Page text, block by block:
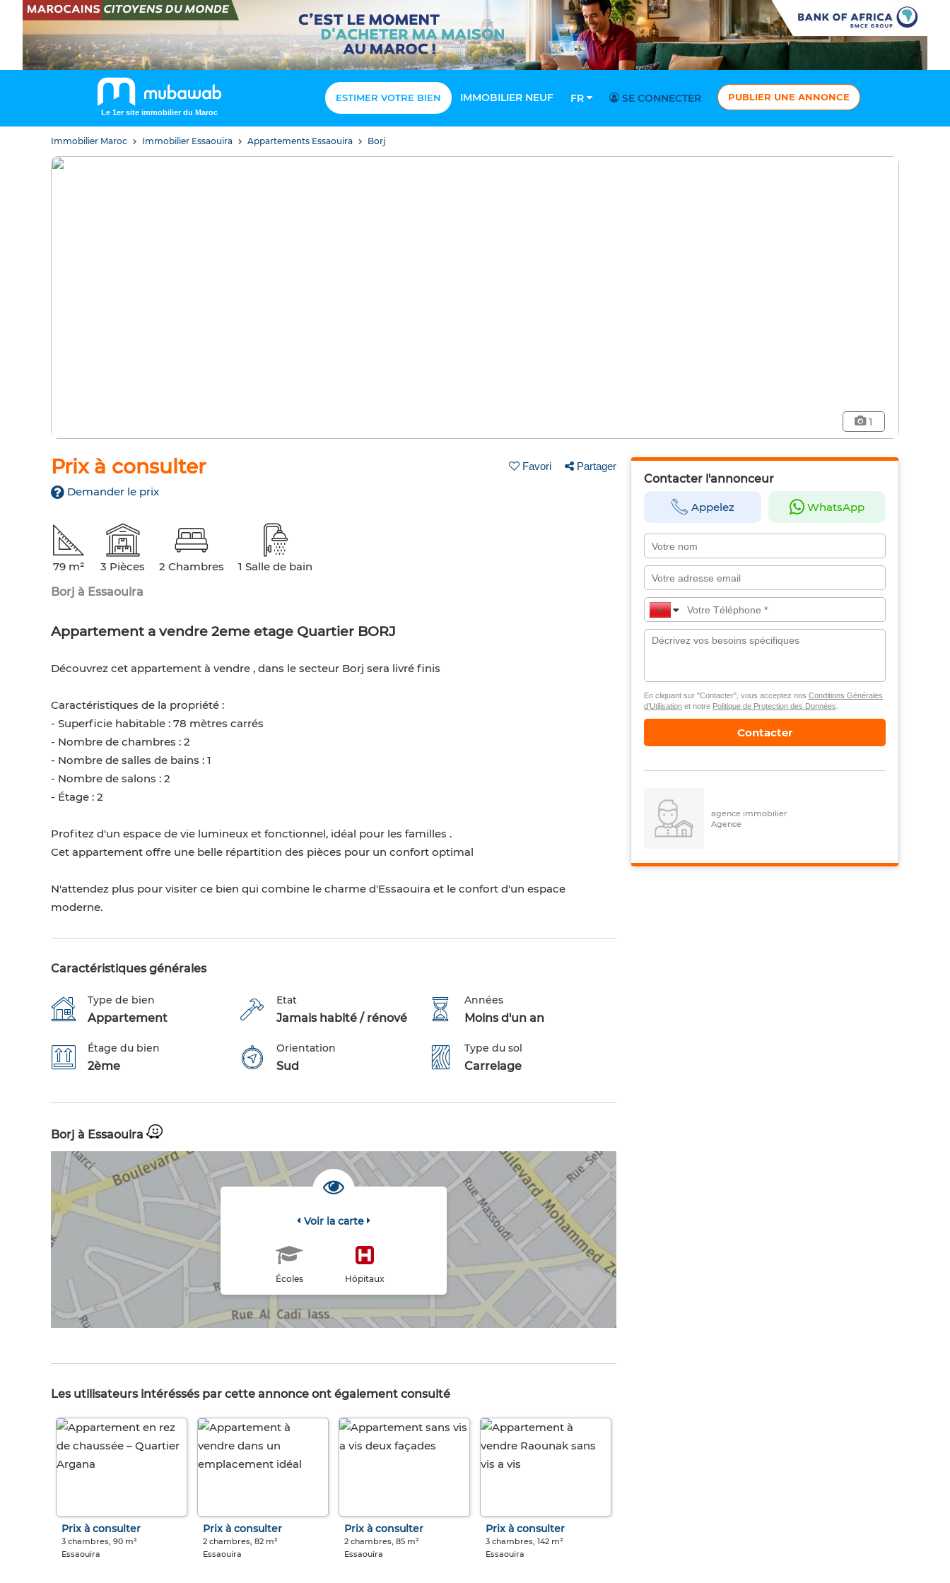
Le 1er site immobilier du Maroc
ESTIMER VOTRE BIEN IMMOBILIER NEUF FR SE CONNECTER PUBLIER UNE ANNONCE
Immobilier Maroc Immobilier Essaouira Appartements Essaouira Borj
1
Prix à consulter Favori Partager
Demander le prix
79 m² 3 Pièces 2 Chambres
1 Salle de bain
Borj à Essaouira
Appartement a vendre 2eme etage Quartier BORJ
Découvrez cet appartement à vendre , dans le secteur Borj sera livré finis
Caractéristiques de la propriété :
- Superficie habitable : 78 mètres carrés
- Nombre de chambres : 2
- Nombre de salles de bains : 1
- Nombre de salons : 2
- Étage : 2
Profitez d'un espace de vie lumineux et fonctionnel, idéal pour les familles .
Cet appartement offre une belle répartition des pièces pour un confort optimal
N'attendez plus pour visiter ce bien qui combine le charme d'Essaouira et le confort d'un espace
moderne.
Caractéristiques générales
Type de bien
Appartement
Etat
Jamais habité / rénové
Années
Moins d'un an
Étage du bien
2ème
Orientation
Sud
Type du sol
Carrelage
Borj à Essaouira
Voir la carte
Écoles Hôpitaux
Les utilisateurs intéréssés par cette annonce ont également consulté
Prix à consulter
3 chambres, 90 m²
Essaouira
Prix à consulter
2 chambres, 82 m²
Essaouira
Prix à consulter
2 chambres, 85 m²
Essaouira
Prix à consulter
3 chambres, 142 m²
Essaouira
Contacter l'annonceur
Appelez WhatsApp
En cliquant sur "Contacter", vous acceptez nos Conditions Générales
d’Utilisationet notre Politique de Protection des Données
Contacter
agence immobilier
Agence